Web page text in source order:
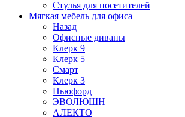
Стулья для посетителей
Мягкая мебель для офиса
Назад
Офисные диваны
Клерк 9
Клерк 5
Смарт
Клерк 3
Ньюфорд
ЭВОЛЮШН
АЛЕКТО